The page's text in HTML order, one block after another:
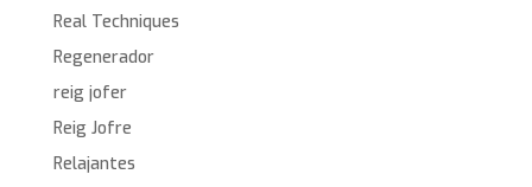
Real Techniques
Regenerador
reig jofer
Reig Jofre
Relajantes